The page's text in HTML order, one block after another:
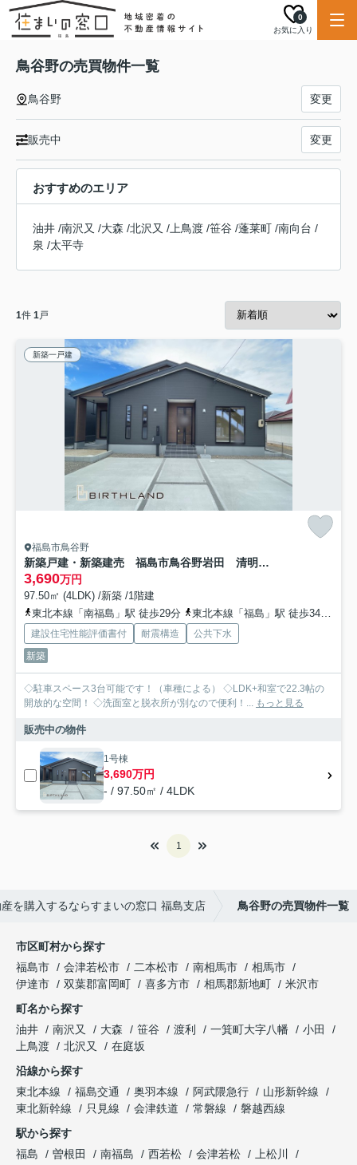
お気に入り
0
鳥谷野の売買物件一覧
鳥谷野 変更
販売中 変更
おすすめのエリア
油井 /南沢又 /大森 /北沢又 / 上鳥渡 /笹谷 /蓬莱町 /南向台 /
泉 /太平寺
1件 1戸
新築一戸建
福島市鳥谷野
新築戸建・新築建売 福島市鳥谷野岩田 清明小・福島第一中
3,690万円
97.50㎡ (4LDK) /新築 /1階建
東北本線「南福島」駅 徒歩29分
東北本線「福島」駅 徒歩34分
建設住宅性能評価書付 耐震構造
公共下水
新築
◇駐車スペース3台可能です！（車種による） ◇LDK+和室で22.3帖の
開放的な空間！ ◇洗面室と脱衣所が別なので便利！... もっと見る
販売中の物件
1号棟
3,690万円
- / 97.50㎡ / 4LDK
1
を購入するならすまいの窓口 福島支店 鳥谷野の売買物件一覧
市区町村から探す
福島市
会津若松市 二本松市 南相馬市
相馬市
伊達市
双葉郡富岡町 喜多方市 相馬郡新地町
米沢市
町名から探す
油井
南沢又 大森 笹谷 渡利 一箕町大字八幡
小田
上鳥渡
北沢又
在庭坂
沿線から探す
東北本線
福島交通 奥羽本線 阿武隈急行
山形新幹線
東北新幹線
只見線 会津鉄道 常磐線
磐越西線
駅から探す
福島
曽根田 南福島 西若松 会津若松
上松川